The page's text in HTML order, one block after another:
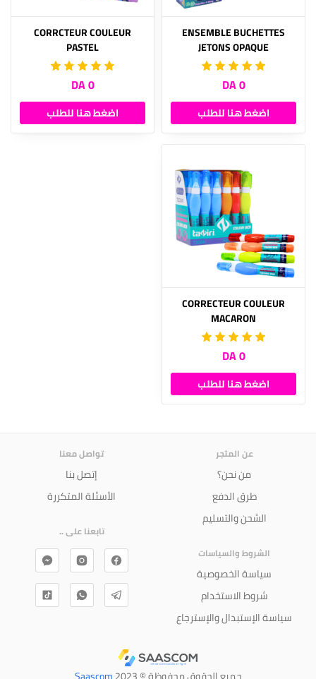
ENSEMBLE BUCHETTES
JETONS OPAQUE
0 DA
اضغط هنا للطلب
CORRCTEUR COULEUR
PASTEL
0 DA
اضغط هنا للطلب
CORRECTEUR COULEUR
MACARON
0 DA
اضغط هنا للطلب
عن المتجر
من نحن؟
طرق الدفع
الشحن والتسليم
الشروط والسياسات
سياسة الخصوصية
شروط الاستخدام
سياسة الإستبدال والإسترجاع
تواصل معنا
إتصل بنا
الأسئلة المتكررة
تابعنا على ..